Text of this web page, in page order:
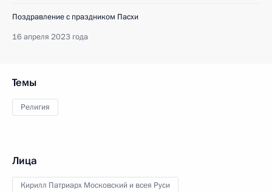
Поздравление с праздником Пасхи
16 апреля 2023 года
Темы
Религия
Лица
Кирилл Патриарх Московский и всея Руси